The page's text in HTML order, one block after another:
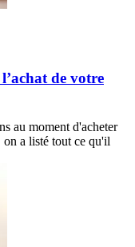
de votre
au moment d'acheter
on a listé tout ce qu'il